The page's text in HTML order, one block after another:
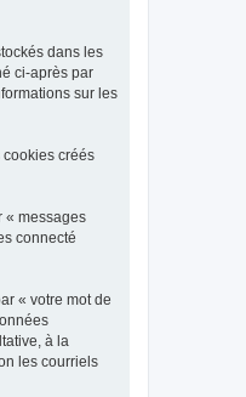
dans les
ci-après par
sur les
créés
« messages
connecté
« votre mot de
à la
les courriels